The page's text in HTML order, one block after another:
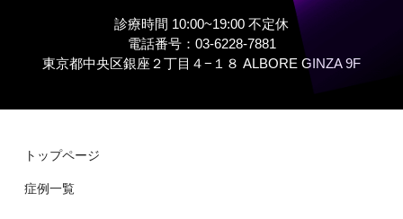
診療時間 10:00~19:00 不定休
電話番号：03-6228-7881
東京都中央区銀座２丁⽬４−１８ ALBORE GINZA 9F
トップページ
症例⼀覧